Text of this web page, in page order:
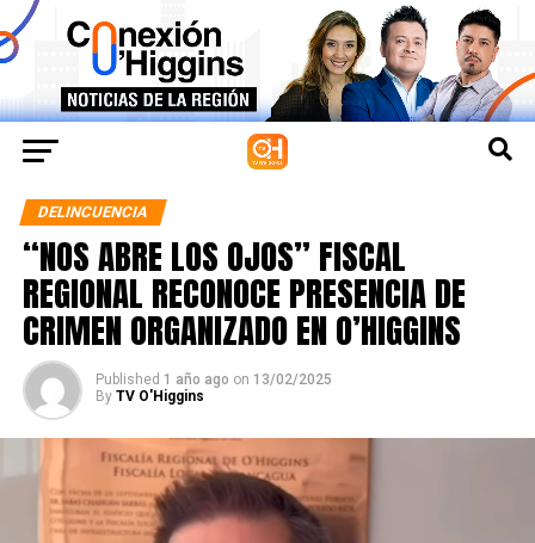
DELINCUENCIA
“NOS ABRE LOS OJOS” FISCAL
REGIONAL RECONOCE PRESENCIA DE
CRIMEN ORGANIZADO EN O’HIGGINS
Published 1 año ago on 13/02/2025
By TV O'Higgins